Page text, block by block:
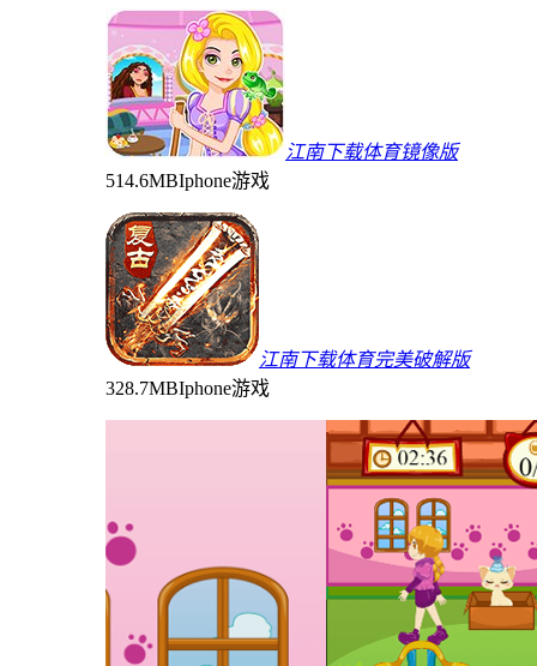
江南下载体育镜像版
514.6MBIphone游戏
江南下载体育完美破解版
328.7MBIphone游戏